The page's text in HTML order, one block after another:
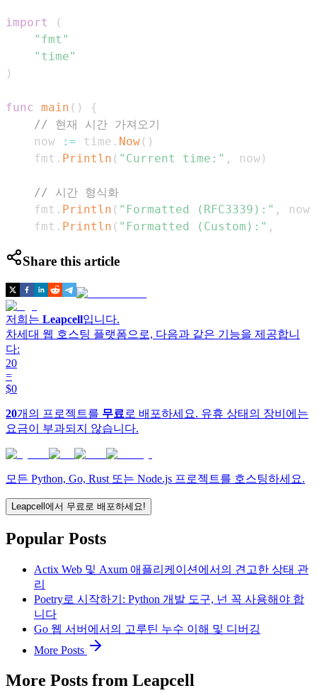
import
(
"fmt"
"time"
)
func main ( )
{
// 현재 시간 가져오기
    now
:= time . Now( )
    fmt
. Println ( "Current time:" , now)
// 시간 형식화
    fmt
. Println ( "Formatted (RFC3339):" , now
    fmt
. Println ( "Formatted (Custom):" ,
Share this article
저희는 Leapcell입니다.
차세대 웹 호스팅 플랫폼으로, 다음과 같은 기능을 제공합니
다:
20
=
$0
20개의 프로젝트를 무료 로 배포하세요. 유휴 상태의 장비에는
요금이 부과되지 않습니다.
모든 Python, Go, Rust 또는 Node.js 프로젝트를 호스팅하세요.
Leapcell에서 무료로 배포하세요!
Popular Posts
Actix Web 및 Axum 애플리케이션에서의 견고한 상태 관
리
Poetry로 시작하기: Python 개발 도구, 넌 꼭 사용해야 합
니다
Go 웹 서버에서의 고루틴 누수 이해 및 디버깅
More Posts
More Posts from Leapcell